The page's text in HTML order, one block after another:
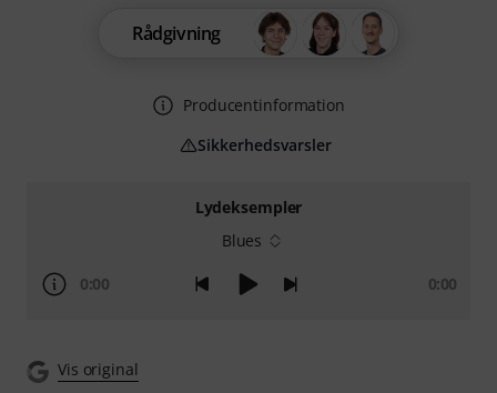
Lydeksempler
Blues
0:00 0:00
Vis original
Rådgivning
Producentinformation
Sikkerhedsvarsler